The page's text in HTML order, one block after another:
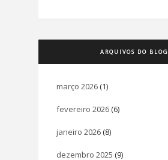
ARQUIVOS DO BLOG
março 2026 (1)
fevereiro 2026 (6)
janeiro 2026 (8)
dezembro 2025 (9)